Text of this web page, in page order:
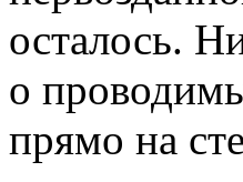
осталось.
о
прямо на